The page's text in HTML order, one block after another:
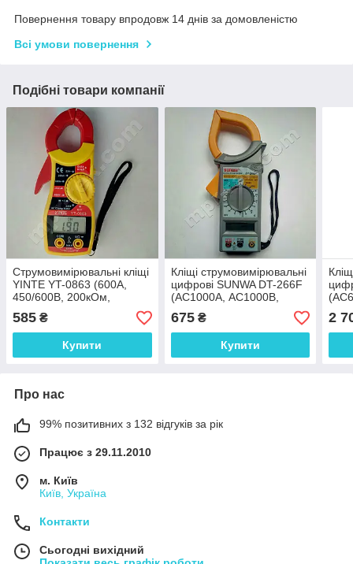
Повернення товару впродовж 14 днів за домовленістю
Всі умови повернення
Подібні товари компанії
Струмовимірювальні кліщі
YINTE YT-0863 (600A,
450/600В, 200кОм,
продзвонювання)
585 ₴
Купити
Кліщі струмовимірювальні
цифрові SUNWA DT-266F
(AC1000A, АС1000В,
20МОм, 2кГц, Ø50мм)
675₴
Купити
2
Про нас
99% позитивних з 132 відгуків за рік
Працює з 29.11.2010
м. Київ
Київ, Україна
Контакти
Сьогодні вихідний